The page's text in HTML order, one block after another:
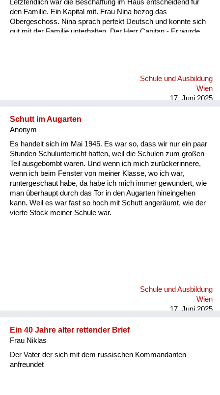
Letztendlich war die Beschaffung im Haus entscheidend für
den Familie. Ein Kapital mit. Frau Nina bezog das
Obergeschoss. Nina sprach perfekt Deutsch und konnte sich
gut mit der Familie unterhalten. Der Herr Capitan - Er wurde
uns und wickelten ihre Kinder frisch und zogen wieder weiter.
Schule und Ausbildung
Wien
17. Juni 2025
Schutt im Augarten
Anonym
Es handelt sich im Mai 1945. Es war so, dass wir nur ein paar
Stunden Schulunterricht hatten, weil die Schulen zum großen
Teil ausgebombt waren. Und wenn ich mich zurückerinnere,
wenn ich beim Fenster von meiner Klasse, wo ich war,
runtergeschaut habe, da habe ich mich immer gewundert, wie
man überhaupt durch das Tor in den Augarten hineingehen
kann. Weil es war fast so hoch mit Schutt angeräumt, wie der
vierte Stock meiner Schule war.
Schule und Ausbildung
Wien
17. Juni 2025
Ein 40 Jahre alter rettender Brief
Frau Niklas
Der Vater der sich mit dem russischen Kommandanten
anfreundet